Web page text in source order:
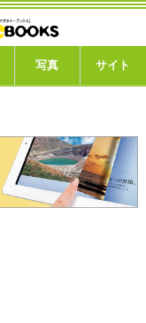
写真 サイト